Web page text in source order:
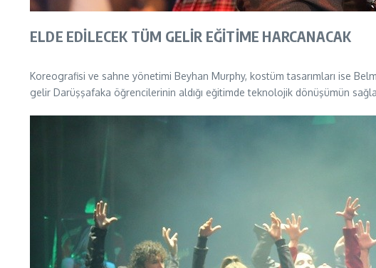
ELDE EDİLECEK TÜM GELİR EĞİTİME HARCANACAK
Koreografisi ve sahne yönetimi Beyhan Murphy, kostüm tasarımları ise
gelir Darüşşafaka öğrencilerinin aldığı eğitimde teknolojik dönüşümün